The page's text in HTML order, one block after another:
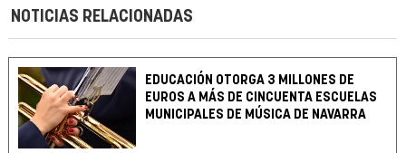
NOTICIAS RELACIONADAS
EDUCACIÓN OTORGA 3 MILLONES DE
EUROS A MÁS DE CINCUENTA ESCUELAS
MUNICIPALES DE MÚSICA DE NAVARRA